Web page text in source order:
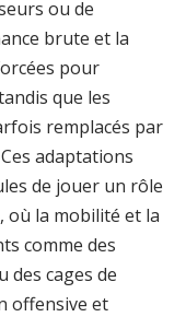
ou de
brute et la
pour
que les
remplacés par
adaptations
de jouer un rôle
où la mobilité et la
comme des
des cages de
offensive et